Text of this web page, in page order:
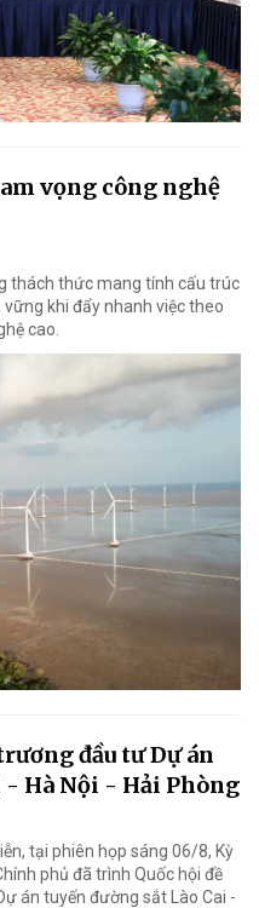
vọng công nghệ
thách thức mang tính cấu trúc
khi đẩy nhanh việc theo
cao.
đầu tư Dự án
- Hà Nội - Hải Phòng
tại phiên họp sáng 06/8, Kỳ
phủ đã trình Quốc hội đề
án tuyến đường sắt Lào Cai -